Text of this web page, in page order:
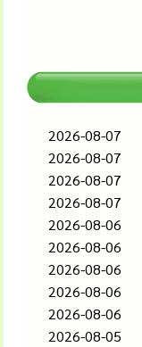
2026-08-07
2026-08-07
2026-08-07
2026-08-07
2026-08-06
2026-08-06
2026-08-06
2026-08-06
2026-08-06
2026-08-05